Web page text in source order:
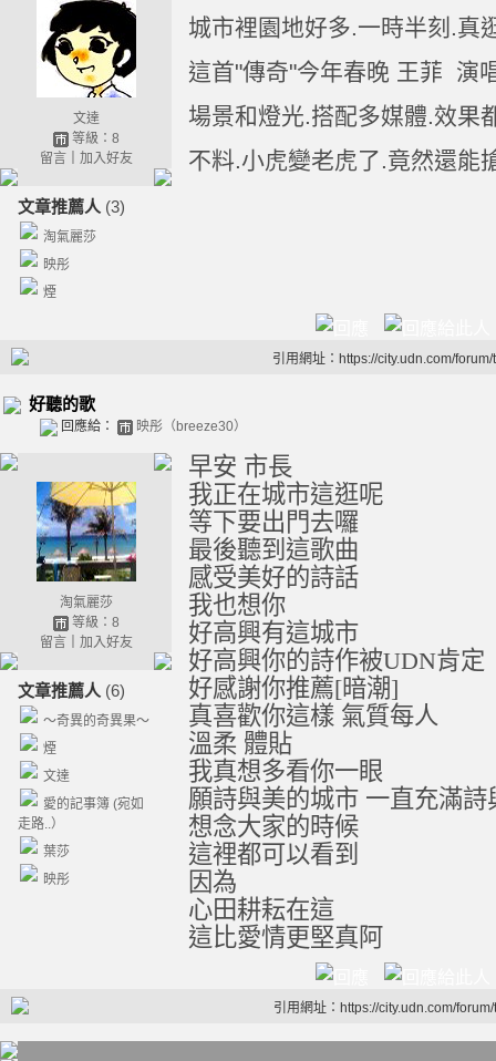
文達
等級：8
留言｜ 加入好友
文章推薦人 (3)
淘氣麗莎
映彤
煙
城市裡園地好多.一時半刻.真
這首"傳奇"今年春晚 王菲 演
場景和燈光.搭配多媒體.效果
不料.小虎變老虎了.竟然還能
引用網址：https://city.udn.com/
好聽的歌
回應給： 映彤（breeze30）
淘氣麗莎
等級：8
留言｜ 加入好友
文章推薦人 (6)
～奇異的奇異果～
煙
文達
愛的記事簿 (宛如
走路..）
葉莎
映彤
早安 市長
我正在城市這逛呢
等下要出門去囉
最後聽到這歌曲
感受美好的詩話
我也想你
好高興有這城市
好高興你的詩作被UDN肯定
好感謝你推薦[暗潮]
真喜歡你這樣 氣質每人
溫柔 體貼
我真想多看你一眼
願詩與美的城市 一直充滿詩
想念大家的時候
這裡都可以看到
因為
心田耕耘在這
這比愛情更堅真阿
引用網址：https://city.udn.com/